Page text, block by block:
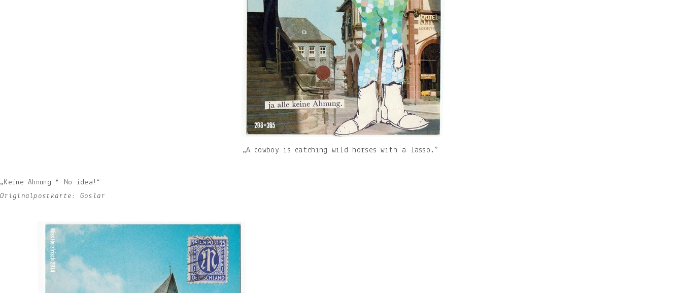
„A cowboy is catching wild horses with a lasso.“
„Keine Ahnung * No idea!“
Originalpostkarte: Goslar